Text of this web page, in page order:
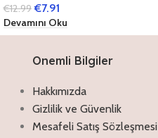
€12.99 €7.91
Devamını Oku
Onemli Bilgiler
Hakkımızda
Gizlilik ve Güvenlik
Mesafeli Satış Sözleşmesi